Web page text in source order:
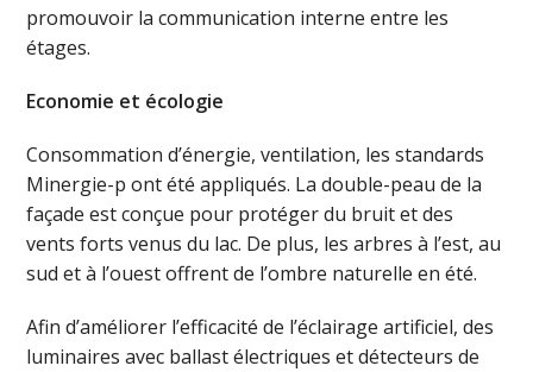
promouvoir la communication interne entre les
étages.
Economie et écologie
Consommation d’énergie, ventilation, les standards
Minergie-p ont été appliqués. La double-peau de la
façade est conçue pour protéger du bruit et des
vents forts venus du lac. De plus, les arbres à l’est, au
sud et à l’ouest offrent de l’ombre naturelle en été.
Afin d’améliorer l’efficacité de l’éclairage artificiel, des
luminaires avec ballast électriques et détecteurs de